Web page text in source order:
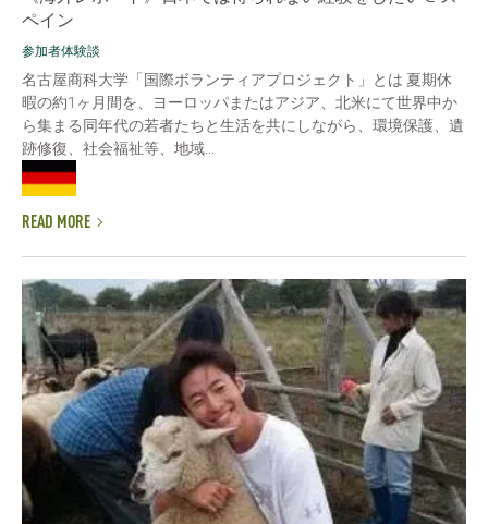
ペイン
参加者体験談
名古屋商科大学「国際ボランティアプロジェクト」とは 夏期休
暇の約1ヶ月間を、ヨーロッパまたはアジア、北米にて世界中か
ら集まる同年代の若者たちと生活を共にしながら、環境保護、遺
跡修復、社会福祉等、地域...
READ MORE